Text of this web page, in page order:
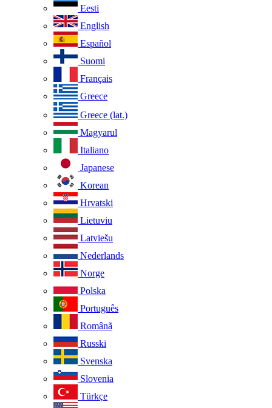
Eesti
English
Español
Suomi
Français
Greece
Greece (lat.)
Magyarul
Italiano
Japanese
Korean
Hrvatski
Lietuviu
Latviešu
Nederlands
Norge
Polska
Português
Românã
Russki
Svenska
Slovenia
Türkçe